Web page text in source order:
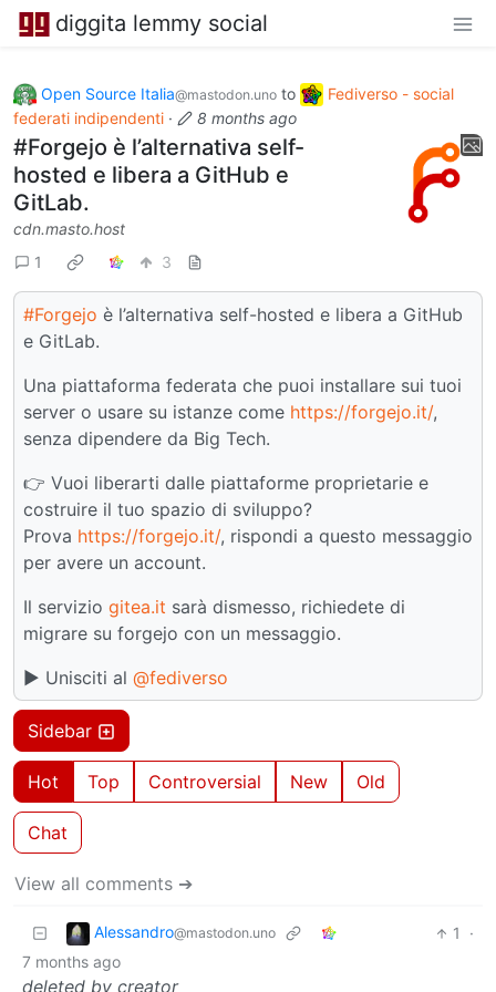
diggita lemmy social
Open Source Italia@mastodon.uno to
Fediverso - social
federati indipendenti · 8 months ago
#Forgejo è l’alternativa self-
hosted e libera a GitHub e
GitLab.
cdn.masto.host
1
3
#Forgejo è l’alternativa self-hosted e libera a GitHub
e GitLab.
Una piattaforma federata che puoi installare sui tuoi
server o usare su istanze come https://forgejo.it/,
senza dipendere da Big Tech.
👉 Vuoi liberarti dalle piattaforme proprietarie e
costruire il tuo spazio di sviluppo?
Prova https://forgejo.it/, rispondi a questo messaggio
per avere un account.
Il servizio gitea.it sarà dismesso, richiedete di
migrare su forgejo con un messaggio.
▶️ Unisciti al @fediverso
Sidebar
Hot Top Controversial New Old
Chat
View all comments ➔
Alessandro@mastodon.uno 1
·
7 months ago
deleted by creator